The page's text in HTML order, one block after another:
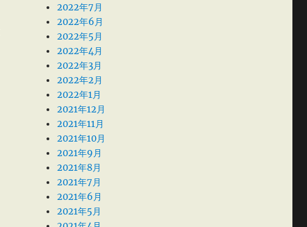
2022年7月
2022年6月
2022年5月
2022年4月
2022年3月
2022年2月
2022年1月
2021年12月
2021年11月
2021年10月
2021年9月
2021年8月
2021年7月
2021年6月
2021年5月